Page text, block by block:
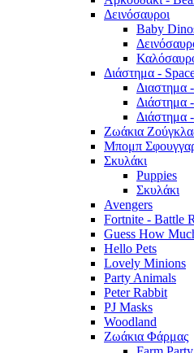
Δεινόσαυροι
Baby
Διάστημα -
Διαστημα
Διάστημα
Διάστημα
Ζωάκια
Μπομπ
Σκυλάκι
Puppies
Σκυλάκι
Avengers
Fortnite - Battle
Guess How
Hello Pets
Lovely Minions
Party Animals
Peter Rabbit
PJ Masks
Woodland
Ζωάκια Φάρμας